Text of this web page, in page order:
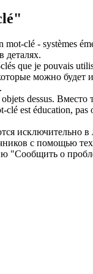
mot-clé - systèmes
деталях.
que je pouvais
можно будет
dessus. Вместо
clé est éducation, pas
исключительно
с помощью
"Сообщить о